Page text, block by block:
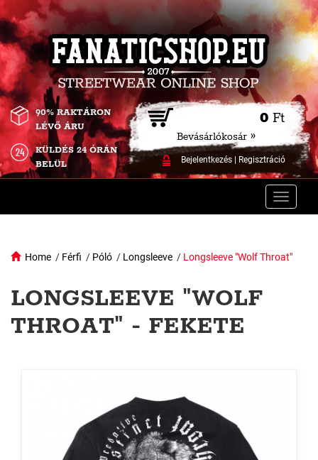
0 Ft
Bevásárlókosár »
Bejelentkezés| Regisztráció
90% RAKTÁRON
LÉVŐ ÁRU
KÜLDÉS 24 ÓRÁN
BELÜL
Toggle
Home / Férfi / Póló / Longsleeve / Longsleeve "Wolf Throat"
LONGSLEEVE "WOLF
THROAT" - FEKETE